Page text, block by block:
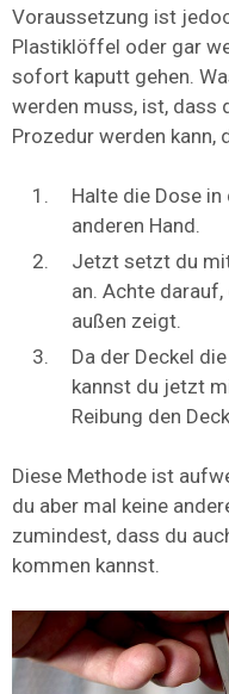
Voraussetzung ist
Plastiklöffel oder gar
sofort kaputt gehen.
werden muss, ist, dass
Prozedur werden kann,
Halte die Dose
anderen Hand.
Jetzt setzt du
an. Achte
außen zeigt.
Da der Deckel
kannst du jetzt
Reibung den
Diese Methode ist
du aber mal keine
zumindest, dass du
kommen kannst.